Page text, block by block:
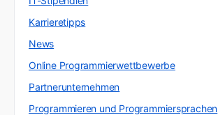
Karrieretipps
News
Online Programmierwettbewerbe
Partnerunternehmen
Programmieren und Programmiersprachen